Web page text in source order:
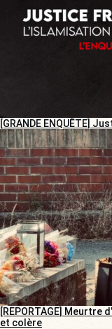
[GRANDE ENQUÊTE]
[REPORTAGE] Meurtre
et colère